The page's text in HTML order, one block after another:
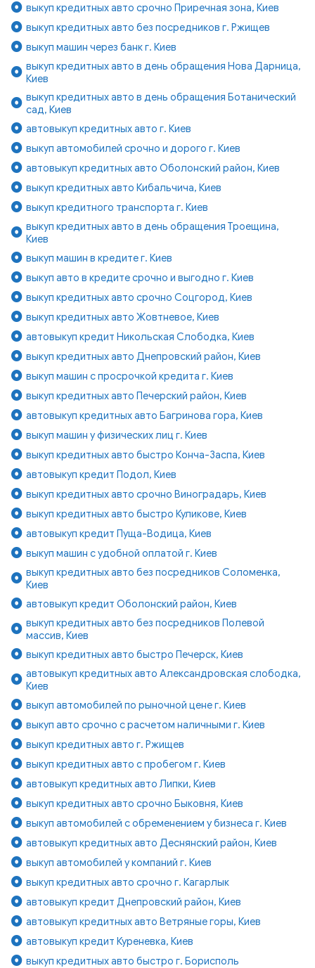
выкуп кредитных авто срочно Приречная зона, Киев
выкуп кредитных авто без посредников г. Ржищев
выкуп машин через банк г. Киев
выкуп кредитных авто в день обращения Нова Дарница,
Киев
выкуп кредитных авто в день обращения Ботанический
сад, Киев
автовыкуп кредитных авто г. Киев
выкуп автомобилей срочно и дорого г. Киев
автовыкуп кредитных авто Оболонский район, Киев
выкуп кредитных авто Кибальчича, Киев
выкуп кредитного транспорта г. Киев
выкуп кредитных авто в день обращения Троещина,
Киев
выкуп машин в кредите г. Киев
выкуп авто в кредите срочно и выгодно г. Киев
выкуп кредитных авто срочно Соцгород, Киев
выкуп кредитных авто Жовтневое, Киев
автовыкуп кредит Никольская Слободка, Киев
выкуп кредитных авто Днепровский район, Киев
выкуп машин с просрочкой кредита г. Киев
выкуп кредитных авто Печерский район, Киев
автовыкуп кредитных авто Багринова гора, Киев
выкуп машин у физических лиц г. Киев
выкуп кредитных авто быстро Конча-Заспа, Киев
автовыкуп кредит Подол, Киев
выкуп кредитных авто срочно Виноградарь, Киев
выкуп кредитных авто быстро Куликове, Киев
автовыкуп кредит Пуща-Водица, Киев
выкуп машин с удобной оплатой г. Киев
выкуп кредитных авто без посредников Соломенка,
Киев
автовыкуп кредит Оболонский район, Киев
выкуп кредитных авто без посредников Полевой
массив, Киев
выкуп кредитных авто быстро Печерск, Киев
автовыкуп кредитных авто Александровская слободка,
Киев
выкуп автомобилей по рыночной цене г. Киев
выкуп авто срочно с расчетом наличными г. Киев
выкуп кредитных авто г. Ржищев
выкуп кредитных авто с пробегом г. Киев
автовыкуп кредитных авто Липки, Киев
выкуп кредитных авто срочно Быковня, Киев
выкуп автомобилей с обременением у бизнеса г. Киев
автовыкуп кредитных авто Деснянский район, Киев
выкуп автомобилей у компаний г. Киев
выкуп кредитных авто срочно г. Кагарлык
автовыкуп кредит Днепровский район, Киев
автовыкуп кредитных авто Ветряные горы, Киев
автовыкуп кредит Куреневка, Киев
выкуп кредитных авто быстро г. Борисполь